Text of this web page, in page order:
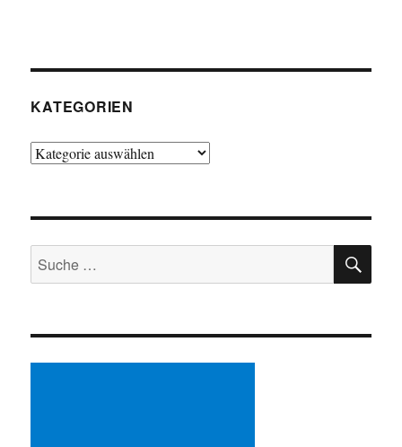
KATEGORIEN
Kategorien
Suche
nach: